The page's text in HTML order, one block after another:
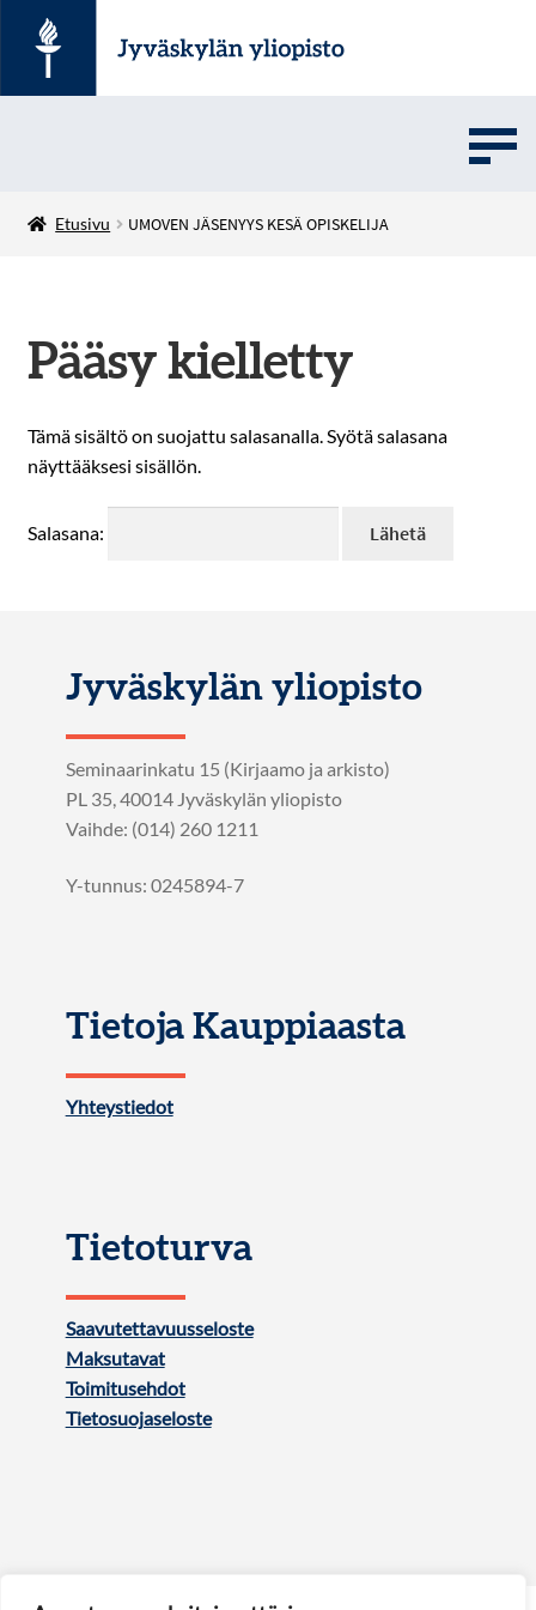
UMOVE
English
Etusivu UMOVEN JÄSENYYS KESÄ OPISKELIJA
Pääsy kielletty
Tämä sisältö on suojattu salasanalla. Syötä salasana
näyttääksesi sisällön.
Salasana:
Jyväskylän yliopisto
Seminaarinkatu 15 (Kirjaamo ja arkisto)
PL 35, 40014 Jyväskylän yliopisto
Vaihde: (014) 260 1211
Y-tunnus: 0245894-7
Tietoja Kauppiaasta
Yhteystiedot
Tietoturva
Saavutettavuusseloste
Maksutavat
Toimitusehdot
Tietosuojaseloste